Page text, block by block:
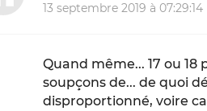
13 septembre 2019 à 07:29:14
Quand même... 17 ou
soupçons de... de quoi
disproportionné, voire